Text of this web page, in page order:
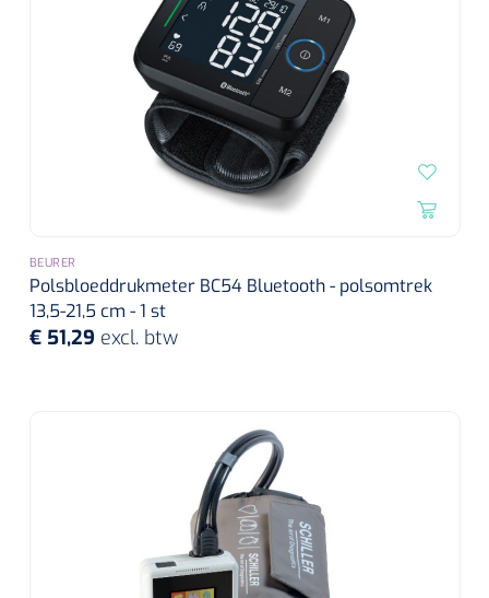
BEURER
Polsbloeddrukmeter BC54 Bluetooth - polsomtrek
13,5-21,5 cm - 1 st
€ 51,29 excl. btw